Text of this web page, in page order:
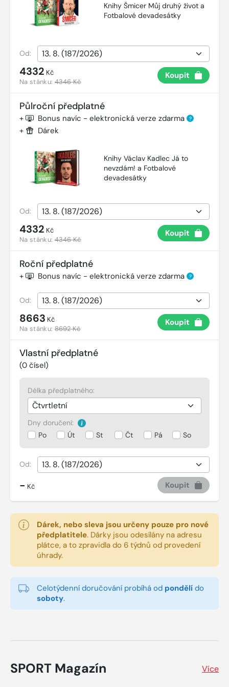
Knihy Šmicer Můj druhý život a
Fotbalové devadesátky
Od:
4332 Kč
Na stánku:4346 Kč
Koupit
Půlroční předplatné
+ Bonus navíc - elektronická verze zdarma ?
+ Dárek
Knihy Václav Kadlec Já to
nevzdám! a Fotbalové
devadesátky
Od:
4332 Kč
Na stánku:4346 Kč
Koupit
Roční předplatné
+ Bonus navíc - elektronická verze zdarma ?
Od:
8663 Kč
Na stánku:8692 Kč
Koupit
Vlastní předplatné
(0 čísel)
Délka předplatného:
Dny doručení:
Po
Út St Čt Pá So
Od:
- Kč Koupit
Dárek, nebo sleva jsou určeny pouze pro nové
předplatitele. Dárky jsou odesílány na adresu
plátce, a to zpravidla do 6 týdnů od provedení
úhrady.
Celotýdenní doručování probíhá od pondělí do
soboty.
SPORT Magazín Více